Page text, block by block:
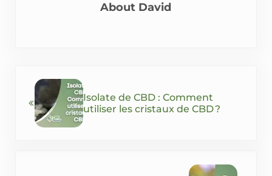
About David
Isolate de CBD : Comment
utiliser les cristaux de CBD ?